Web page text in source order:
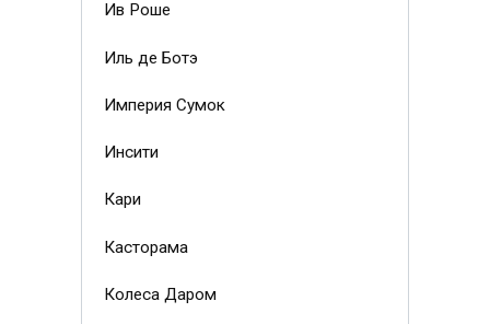
Ив Роше
Иль де Ботэ
Империя Сумок
Инсити
Кари
Касторама
Колеса Даром